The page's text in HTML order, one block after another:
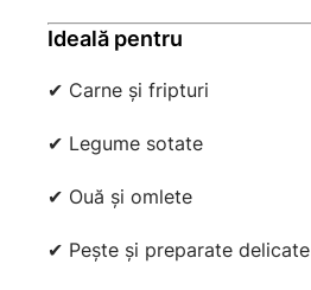
Ideală pentru
✔ Carne și fripturi
✔ Legume sotate
✔ Ouă și omlete
✔ Pește și preparate delicate